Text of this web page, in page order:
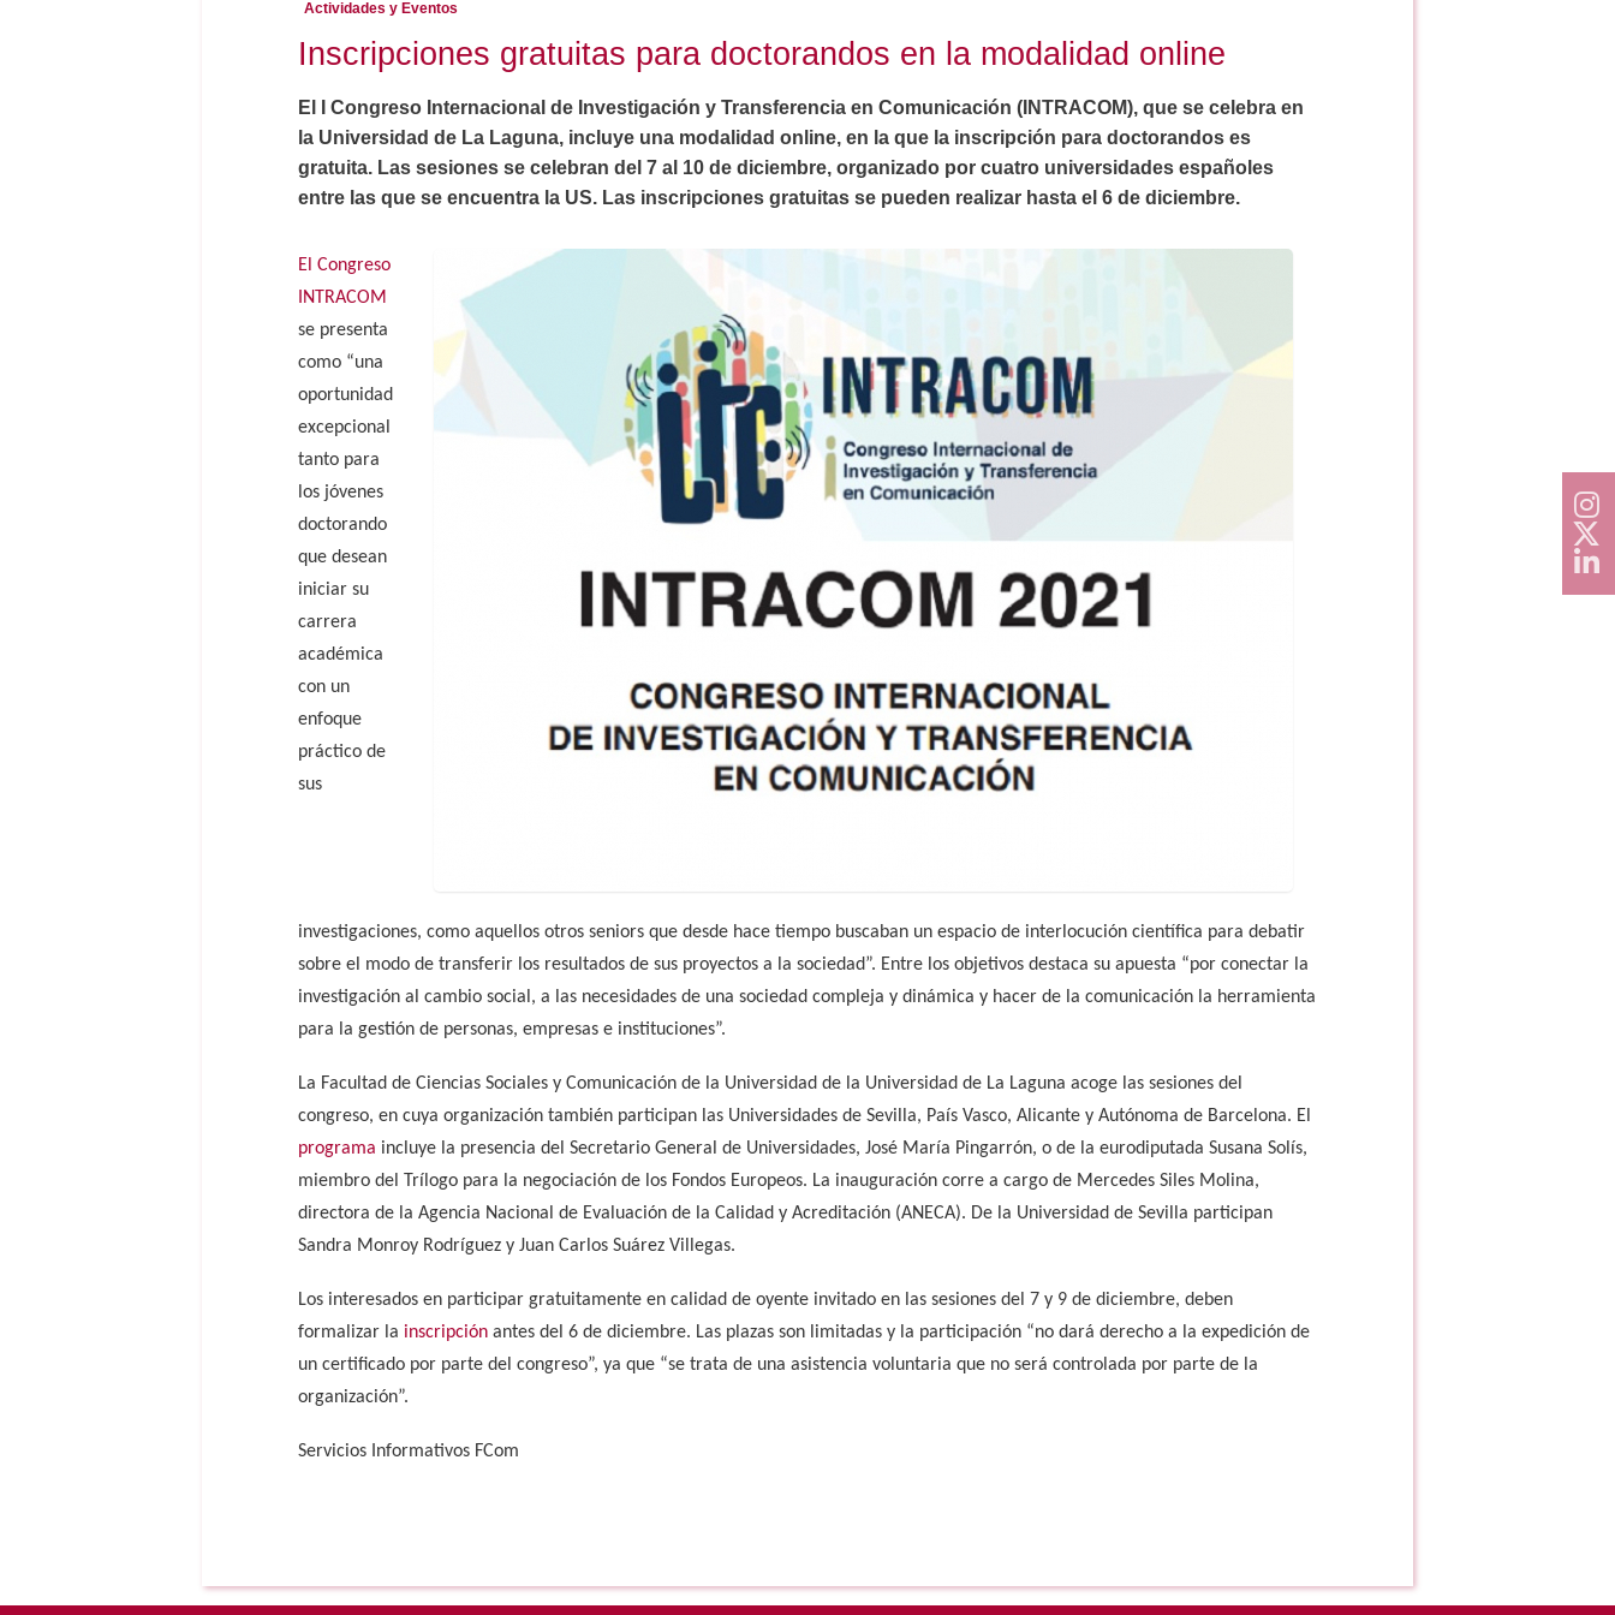
Actividades y Eventos
Inscripciones gratuitas para doctorandos en la modalidad online
El I Congreso Internacional de Investigación y Transferencia en Comunicación (INTRACOM), que se celebra en
la Universidad de La Laguna, incluye una modalidad online, en la que la inscripción para doctorandos es
gratuita. Las sesiones se celebran del 7 al 10 de diciembre, organizado por cuatro universidades españoles
entre las que se encuentra la US. Las inscripciones gratuitas se pueden realizar hasta el 6 de diciembre.
El Congreso
INTRACOM
se presenta
como “una
oportunidad
excepcional
tanto para
los jóvenes
doctorando
que desean
iniciar su
carrera
académica
con un
enfoque
práctico de
sus
investigaciones, como aquellos otros seniors que desde hace tiempo buscaban un espacio de interlocución científica para debatir
sobre el modo de transferir los resultados de sus proyectos a la sociedad”. Entre los objetivos destaca su apuesta “por conectar la
investigación al cambio social, a las necesidades de una sociedad compleja y dinámica y hacer de la comunicación la herramienta
para la gestión de personas, empresas e instituciones”.
La Facultad de Ciencias Sociales y Comunicación de la Universidad de la Universidad de La Laguna acoge las sesiones del
congreso, en cuya organización también participan las Universidades de Sevilla, País Vasco, Alicante y Autónoma de Barcelona. El
programa incluye la presencia del Secretario General de Universidades, José María Pingarrón, o de la eurodiputada Susana Solís,
miembro del Trílogo para la negociación de los Fondos Europeos. La inauguración corre a cargo de Mercedes Siles Molina,
directora de la Agencia Nacional de Evaluación de la Calidad y Acreditación (ANECA). De la Universidad de Sevilla participan
Sandra Monroy Rodríguez y Juan Carlos Suárez Villegas.
Los interesados en participar gratuitamente en calidad de oyente invitado en las sesiones del 7 y 9 de diciembre, deben
formalizar la inscripción antes del 6 de diciembre. Las plazas son limitadas y la participación “no dará derecho a la expedición de
un certificado por parte del congreso”, ya que “se trata de una asistencia voluntaria que no será controlada por parte de la
organización”.
Servicios Informativos FCom